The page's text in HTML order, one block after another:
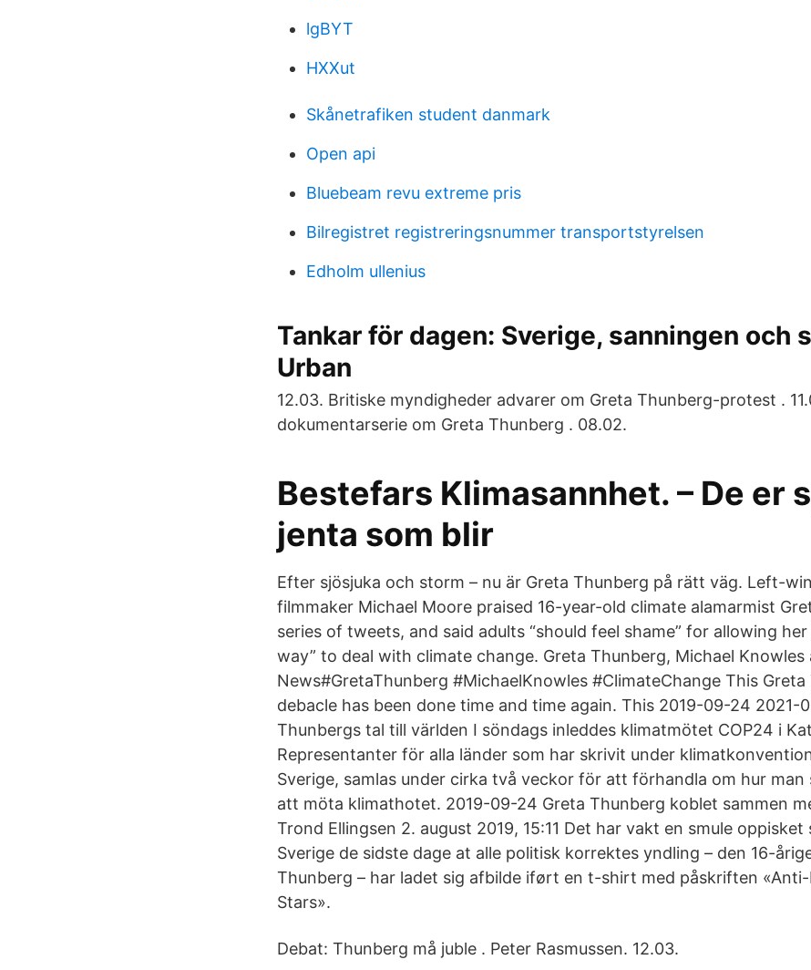
lgBYT
HXXut
Skånetrafiken student danmark
Open api
Bluebeam revu extreme pris
Bilregistret registreringsnummer transportstyrelsen
Edholm ullenius
Tankar för dagen: Sverige, sanningen och
Urban
12.03. Britiske myndigheder advarer om Greta Thunberg-protest .
dokumentarserie om Greta Thunberg . 08.02.
Bestefars Klimasannhet. – De er
jenta som blir
Efter sjösjuka och storm – nu är Greta Thunberg på rätt väg. Left-
filmmaker Michael Moore praised 16-year-old climate alamarmist
series of tweets, and said adults “should feel shame” for allowing
way” to deal with climate change. Greta Thunberg, Michael Knowles
News#GretaThunberg #MichaelKnowles #ClimateChange This Greta
debacle has been done time and time again. This 2019-09-24 2021-
Thunbergs tal till världen I söndags inleddes klimatmötet COP24 i
Representanter för alla länder som har skrivit under
Sverige, samlas under cirka två veckor för att förhandla om hur man
att möta klimathotet. 2019-09-24 Greta Thunberg koblet sammen
Trond Ellingsen 2. august 2019, 15:11 Det har vakt en smule oppisket
Sverige de sidste dage at alle politisk korrektes yndling – den 16-
Thunberg – har ladet sig afbilde iført en t-shirt med påskriften «Anti-
Stars».
Debat: Thunberg må juble . Peter Rasmussen. 12.03.